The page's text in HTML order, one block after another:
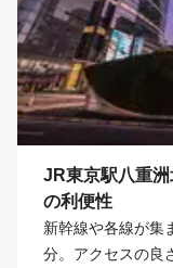
JR東京駅八重
の利便性
新幹線や各線が集
分。アクセスの良